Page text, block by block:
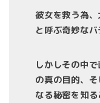
彼女を救う為、
と呼ぶ奇妙なバ
しかしその中
の真の目的、
なる秘密を知る